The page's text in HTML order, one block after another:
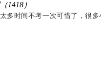
1418）
多时间不考一次可惜了，很